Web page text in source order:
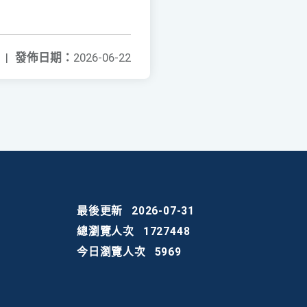
發佈日期： 2026-06-22
|
最後更新
2026-07-31
總瀏覽人次
1727448
今日瀏覽人次
5969